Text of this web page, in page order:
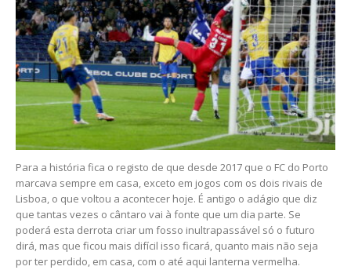
Para a história fica o registo de que desde 2017 que o FC do Porto
marcava sempre em casa, exceto em jogos com os dois rivais de
Lisboa, o que voltou a acontecer hoje. É antigo o adágio que diz
que tantas vezes o cântaro vai à fonte que um dia parte. Se
poderá esta derrota criar um fosso inultrapassável só o futuro
dirá, mas que ficou mais difícil isso ficará, quanto mais não seja
por ter perdido, em casa, com o até aqui lanterna vermelha.